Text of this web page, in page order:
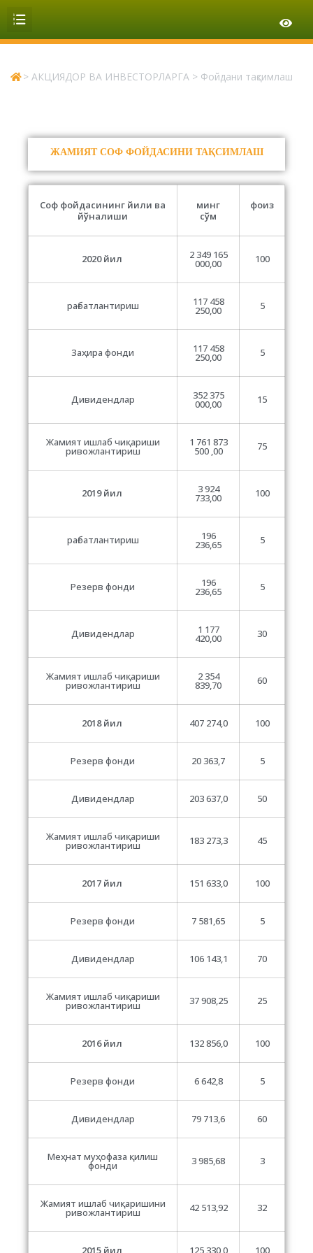
> АКЦИЯДОР ВА ИНВЕСТОРЛАРГА > Фойдани тақсимлаш
ЖАМИЯТ СОФ ФОЙДАСИНИ ТАҚСИМЛАШ
Соф фойдасининг йили ва
йўналиши
минг
сўм
фоиз
2020 йил 2 349 165
000,00 100
рағбатлантириш 117 458
250,00 5
Заҳира фонди 117 458
250,00 5
Дивидендлар 352 375
000,00 15
Жамият ишлаб чиқариши
ривожлантириш
1 761 873
500 ,00 75
2019 йил 3 924
733,00 100
рағбатлантириш 196
236,65 5
Резерв фонди 196
236,65 5
Дивидендлар 1 177
420,00 30
Жамият ишлаб чиқариши
ривожлантириш
2 354
839,70 60
2018 йил 407 274,0 100
Резерв фонди 20 363,7 5
Дивидендлар 203 637,0 50
Жамият ишлаб чиқариши
ривожлантириш 183 273,3 45
2017 йил 151 633,0 100
Резерв фонди 7 581,65 5
Дивидендлар 106 143,1 70
Жамият ишлаб чиқариши
ривожлантириш 37 908,25 25
2016 йил 132 856,0 100
Резерв фонди 6 642,8 5
Дивидендлар 79 713,6 60
Меҳнат муҳофаза қилиш
фонди 3 985,68 3
Жамият ишлаб чиқаришини
ривожлантириш 42 513,92 32
2015 йил 125 330,0 100